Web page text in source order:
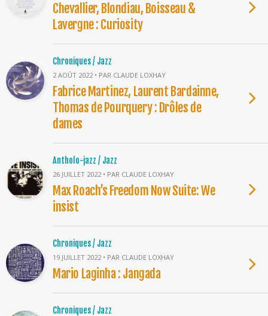
Chevallier, Blondiau, Boisseau &
Lavergne : Curiosity
Chroniques / Jazz
2 AOÛT 2022 • PAR CLAUDE LOXHAY
Fabrice Martinez, Laurent Bardainne,
Thomas de Pourquery : Drôles de
dames
Antholo-jazz / Jazz
26 JUILLET 2022 • PAR CLAUDE LOXHAY
Max Roach’s Freedom Now Suite: We
insist
Chroniques / Jazz
19 JUILLET 2022 • PAR CLAUDE LOXHAY
Mario Laginha : Jangada
Chroniques / Jazz